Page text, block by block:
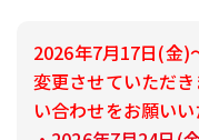
2026年7月17日(金)
変更させていただ
い合わせをお願いい